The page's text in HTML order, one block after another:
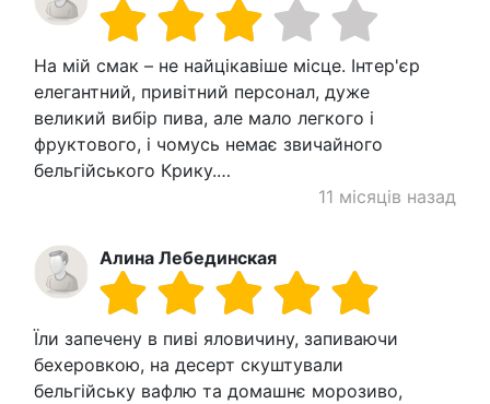
На мій смак – не найцікавіше місце. Інтер'єр
елегантний, привітний персонал, дуже
великий вибір пива, але мало легкого і
фруктового, і чомусь немає звичайного
бельгійського Крику.…
11 місяців назад
Алина Лебединская
Їли запечену в пиві яловичину, запиваючи
бехеровкою, на десерт скуштували
бельгійську вафлю та домашнє морозиво,